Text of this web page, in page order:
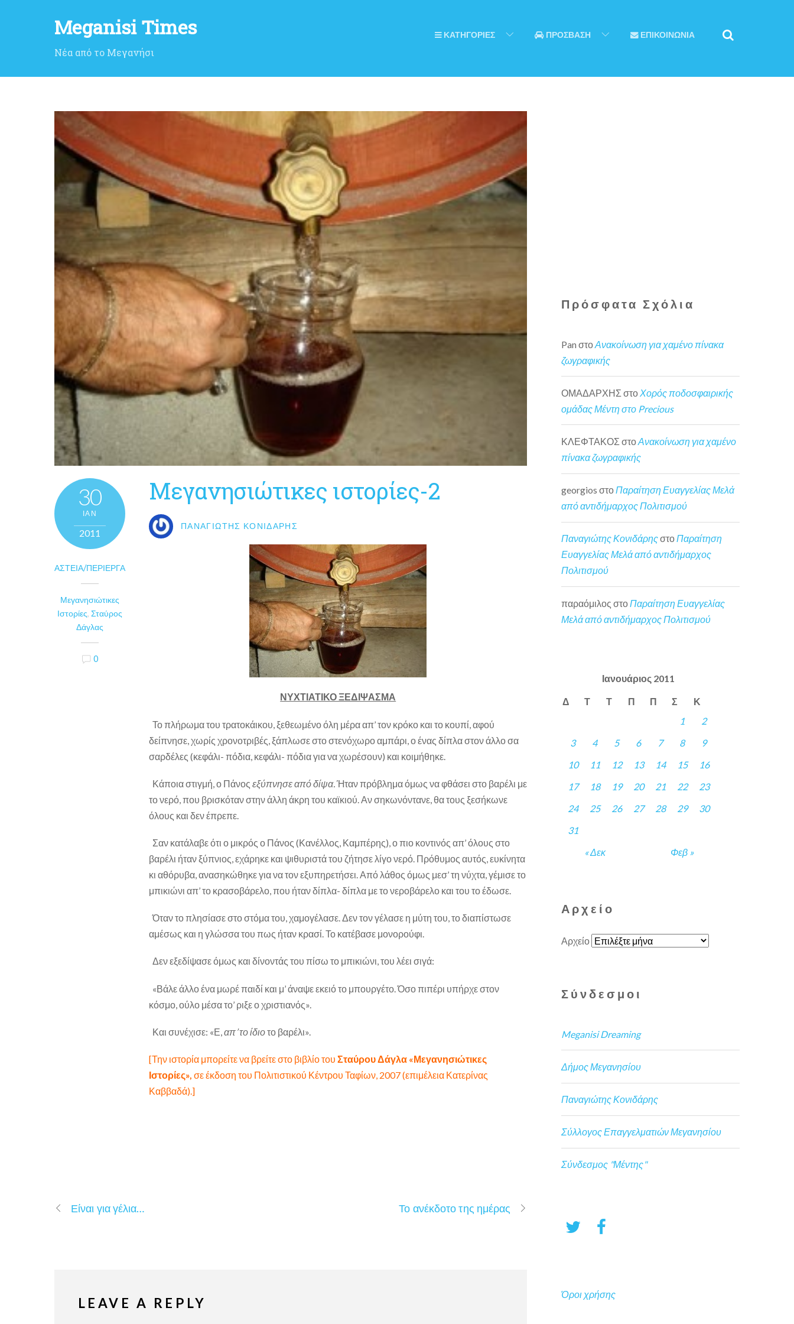
Meganisi Times
Νέα από το Μεγανήσι
ΚΑΤΗΓΟΡΙΕΣ ΠΡΟΣΒΑΣΗ ΕΠΙΚΟΙΝΩΝΙΑ
30
ΙΑΝ
2011
ΑΣΤΕΊΑ/ΠΕΡΊΕΡΓΑ
Μεγανησιώτικες
Ιστορίες, Σταύρος
Δάγλας
0
Μεγανησιώτικες ιστορίες-2
ΠΑΝΑΓΙΏΤΗΣ ΚΟΝΙΔΆΡΗΣ
ΝΥΧΤΙΑΤΙΚΟ ΞΕΔΙΨΑΣΜΑ
Το πλήρωμα του τρατοκάικου, ξεθεωμένο όλη μέρα απ’ τον κρόκο και το κουπί, αφού
δείπνησε, χωρίς χρονοτριβές, ξάπλωσε στο στενόχωρο αμπάρι, ο ένας δίπλα στον άλλο σα
σαρδέλες (κεφάλι- πόδια, κεφάλι- πόδια για να χωρέσουν) και κοιμήθηκε.
Κάποια στιγμή, ο Πάνος εξύπνησε από δίψα.Ήταν πρόβλημα όμως να φθάσει στο βαρέλι με
το νερό, που βρισκόταν στην άλλη άκρη του καϊκιού. Αν σηκωνόντανε, θα τους ξεσήκωνε
όλους και δεν έπρεπε.
Σαν κατάλαβε ότι ο μικρός ο Πάνος (Κανέλλος, Καμπέρης), ο πιο κοντινός απ’ όλους στο
βαρέλι ήταν ξύπνιος, εχάρηκε και ψιθυριστά του ζήτησε λίγο νερό. Πρόθυμος αυτός, ευκίνητα
κι αθόρυβα, ανασηκώθηκε για να τον εξυπηρετήσει. Από λάθος όμως μεσ’ τη νύχτα, γέμισε το
μπικιώνι απ’ το κρασοβάρελο, που ήταν δίπλα- δίπλα με το νεροβάρελο και του το έδωσε.
Όταν το πλησίασε στο στόμα του, χαμογέλασε. Δεν τον γέλασε η μύτη του, το διαπίστωσε
αμέσως και η γλώσσα του πως ήταν κρασί. Το κατέβασε μονορούφι.
Δεν εξεδίψασε όμως και δίνοντάς του πίσω το μπικιώνι, του λέει σιγά:
«Βάλε άλλο ένα μωρέ παιδί και μ’ άναψε εκειό το μπουργέτο. Όσο πιπέρι υπήρχε στον
κόσμο, ούλο μέσα το’ ριξε ο χριστιανός».
Και συνέχισε: «Ε, απ’ το ίδιοτο βαρέλι».
[Την ιστορία μπορείτε να βρείτε στο βιβλίο του Σταύρου Δάγλα «Μεγανησιώτικες
Ιστορίες», σε έκδοση του Πολιτιστικού Κέντρου Ταφίων, 2007 (επιμέλεια Κατερίνας
Καββαδά).]
Είναι για γέλια… Το ανέκδοτο της ημέρας
LEAVE A REPLY
Πρόσφατα Σχόλια
Pan στοΑνακοίνωση για χαμένο πίνακα
ζωγραφικής
ΟΜΑΔΑΡΧΗΣ στο Χορός ποδοσφαιρικής
ομάδας Μέντη στο Precious
ΚΛΕΦΤΑΚΟΣ στοΑνακοίνωση για χαμένο
πίνακα ζωγραφικής
georgios στοΠαραίτηση Ευαγγελίας Μελά
από αντιδήμαρχος Πολιτισμού
Παναγιώτης ΚονιδάρηςστοΠαραίτηση
Ευαγγελίας Μελά από αντιδήμαρχος
Πολιτισμού
παραόμιλος στο Παραίτηση Ευαγγελίας
Μελά από αντιδήμαρχος Πολιτισμού
Ιανουάριος 2011
Δ Τ Τ Π Π Σ Κ
« Δεκ Φεβ »
1
2
3
4 5 6 7 8
9
10
11 12 13 14 15
16
17
18 19 20 21 22
23
24
25 26 27 28 29
30
31
Αρχείο
Αρχείο
Σύνδεσμοι
Meganisi Dreaming
Δήμος Μεγανησίου
Παναγιώτης Κονιδάρης
Σύλλογος Επαγγελματιών Μεγανησίου
Σύνδεσμος "Μέντης"
Όροι χρήσης